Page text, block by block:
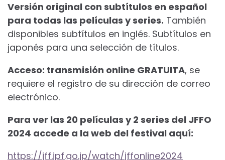
Versión original con subtítulos en español
para todas las películas y series. También
disponibles subtítulos en inglés. Subtítulos en
japonés para una selección de títulos.
Acceso: transmisión online GRATUITA, se
requiere el registro de su dirección de correo
electrónico.
Para ver las 20 películas y 2 series del JFFO
2024 accede a la web del festival aquí:
https://jff.jpf.go.jp/watch/jffonline2024